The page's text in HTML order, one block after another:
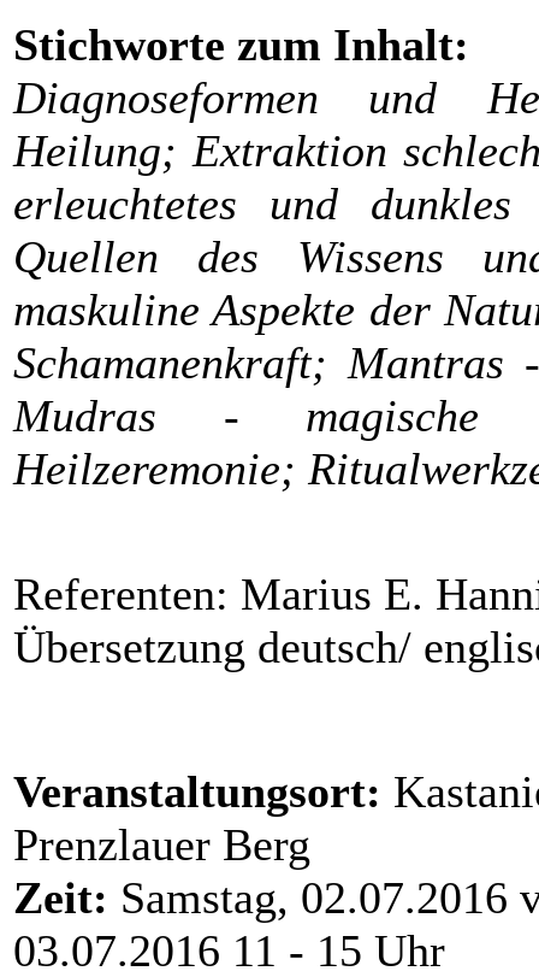
Stichworte zum Inhalt:
Diagnoseformen und
Heilung; Extraktion
erleuchtetes und
Quellen des Wissens
maskuline Aspekte der
Schamanenkraft; Mantras
Mudras - magische
Heilzeremonie;
Referenten: Marius E.
Übersetzung deutsch/
Veranstaltungsort:
Prenzlauer Berg
Zeit: Samstag, 02.07.2016
03.07.2016 11 - 15 Uhr